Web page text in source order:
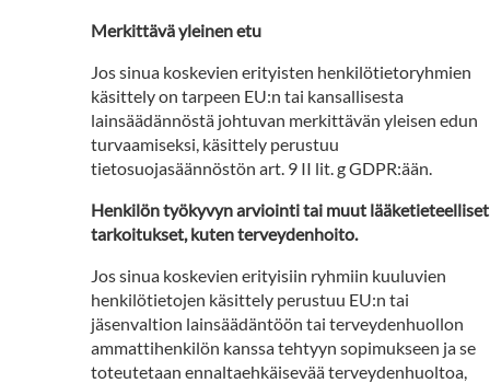
Merkittävä yleinen etu
Jos sinua koskevien erityisten henkilötietoryhmien
käsittely on tarpeen EU:n tai kansallisesta
lainsäädännöstä johtuvan merkittävän yleisen edun
turvaamiseksi, käsittely perustuu
tietosuojasäännöstön art. 9 II lit. g GDPR:ään.
Henkilön työkyvyn arviointi tai muut lääketieteelliset
tarkoitukset, kuten terveydenhoito.
Jos sinua koskevien erityisiin ryhmiin kuuluvien
henkilötietojen käsittely perustuu EU:n tai
jäsenvaltion lainsäädäntöön tai terveydenhuollon
ammattihenkilön kanssa tehtyyn sopimukseen ja se
toteutetaan ennaltaehkäisevää terveydenhuoltoa,